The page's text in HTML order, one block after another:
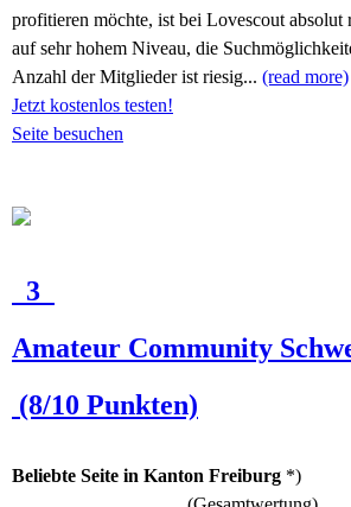
profitieren möchte, ist bei Lovescout
auf sehr hohem Niveau, die
Anzahl der Mitglieder ist riesig... (read more)
Jetzt kostenlos testen!
Seite besuchen
3
Amateur Community
(8/10 Punkten)
Beliebte Seite in Kanton Freiburg *)